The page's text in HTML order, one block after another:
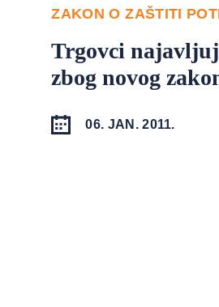
ZAKON O ZAŠTITI
Trgovci
zbog novog
06. JAN. 2011.